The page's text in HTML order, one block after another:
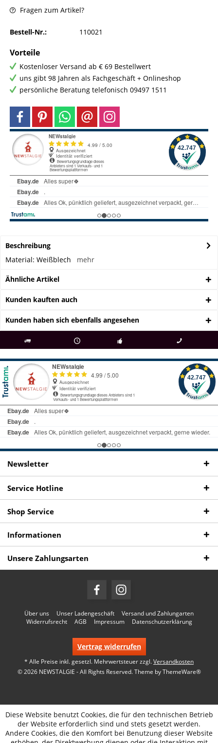
Fragen zum Artikel?
Bestell-Nr.: 110021
Vorteile
Kostenloser Versand ab € 69 Bestellwert
uns gibt 98 Jahren als Fachgeschäft + Onlineshop
persönliche Beratung telefonisch 09497 1511
Beschreibung
Material: Weißblech mehr
Ähnliche Artikel
Kunden kauften auch
Kunden haben sich ebenfalls angesehen
ab € 69 Bestellwert seit 98 Jahren Fachgeschäft + telefonisch erreichbar
09497 1511
Newsletter
Service Hotline
Shop Service
Informationen
Unsere Zahlungsarten
Über uns Unser Ladengeschäft
Versand und Zahlungarten
Widerrufsrecht
AGB Impressum Datenschutzerklärung
Vertrag widerrufen
* Alle Preise inkl. gesetzl. Mehrwertsteuer zzgl.Versandkosten
© 2026 NEWSTALGIE - All Rights Reserved. Theme byThemeWare®
Diese Website benutzt Cookies, die für den technischen Betrieb
der Website erforderlich sind und stets gesetzt werden.
Andere Cookies, die den Komfort bei Benutzung dieser Website